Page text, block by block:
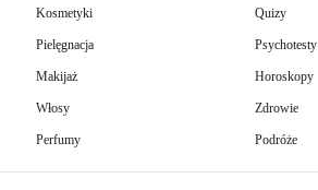
Kosmetyki
Pielęgnacja
Makijaż
Włosy
Perfumy
Quizy
Psychotesty
Horoskopy
Zdrowie
Podróże